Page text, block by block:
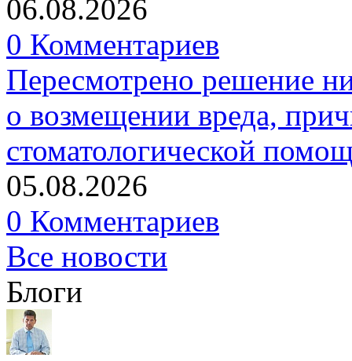
06.08.2026
0 Комментариев
Пересмотрено решение
о возмещении вреда,
стоматологической
05.08.2026
0 Комментариев
Все новости
Блоги